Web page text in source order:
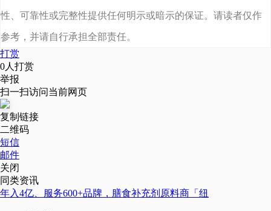
性、可靠性或完整性提供任何明示或暗示的保证。请读者仅作
参考，并请自行承担全部责任。
打赏
0人打赏
举报
扫一扫访问当前网页
复制链接
二维码
短信
邮件
关闭
同类资讯
年入4亿、服务600+品牌，膳食补充剂原料商「纽